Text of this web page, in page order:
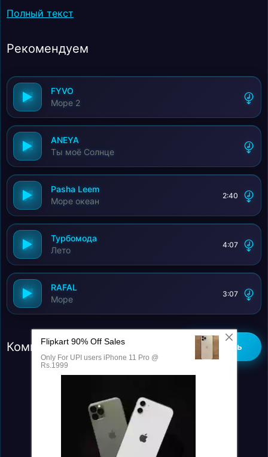
Только ты можешь мне помочь.
Твои глаза влюбляют меня опять.
Самый красивый закат.
Без твоих глаз не стоит мир цента.
Обернусь слезой, останусь там.
Магическая Малифисента.
Самый красивый закат.
Без твоих глаз не стоит мир цента.
Обернусь слезой, останусь там.
Ты любишь дождь и бегать под ним.
Я рядом с тобой, здесь только мы одни.
Ты разгоняешь из души всю печаль.
Такую, как ты, на свете не встречал!
Полный текст
Рекомендуем
FYVO
Море 2
ANEYA
Ты моё Солнце
Pasha Leem
Море океан
2:40
Турбомода
Лето
4:07
RAFAL
Море
3:07
Комментарии (0) Добавить